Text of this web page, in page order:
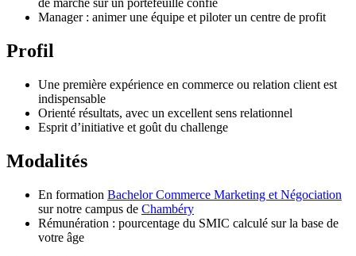
de marché sur un portefeuille confié
Manager : animer une équipe et piloter un centre de profit
Profil
Une première expérience en commerce ou relation client est
indispensable
Orienté résultats, avec un excellent sens relationnel
Esprit d’initiative et goût du challenge
Modalités
En formation Bachelor Commerce Marketing et Négociation
sur notre campus de Chambéry
Rémunération : pourcentage du SMIC calculé sur la base de
votre âge